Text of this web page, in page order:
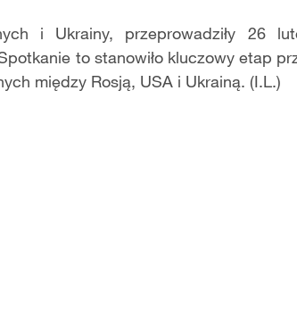
i Ukrainy, przeprowadziły 26
to stanowiło kluczowy etap
między Rosją, USA i Ukrainą. (I.L.)